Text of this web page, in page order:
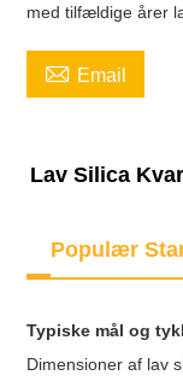
med tilfældige årer
 Email
Lav Silica
Populær
Typiske mål og
Dimensioner af lav